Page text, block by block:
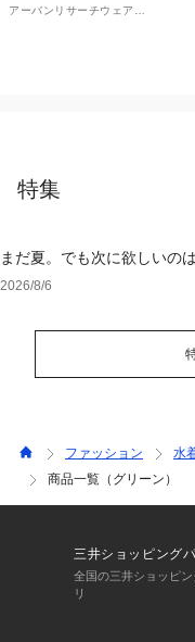
ware house
アーバンリサーチウェアハ
特集
まだ夏。でも次に欲しいの
2026/8/6
ファッション 水
商品一覧（グリーン）
三井ショッピング
全国の三井ショッピ
リ